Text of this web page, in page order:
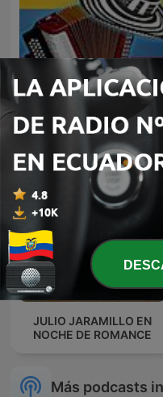
El
Vallenato_Camila_A_Sanc
hez
JULIO JARAMILLO EN
NOCHE DE ROMANCE
Más podcasts